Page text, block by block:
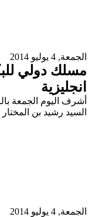
الجمعة, 4 يوليو 2014
مسلك دولي
انجليزية
أشرف اليوم الجمعة
السيد رشيد بن
الجمعة, 4 يوليو 2014